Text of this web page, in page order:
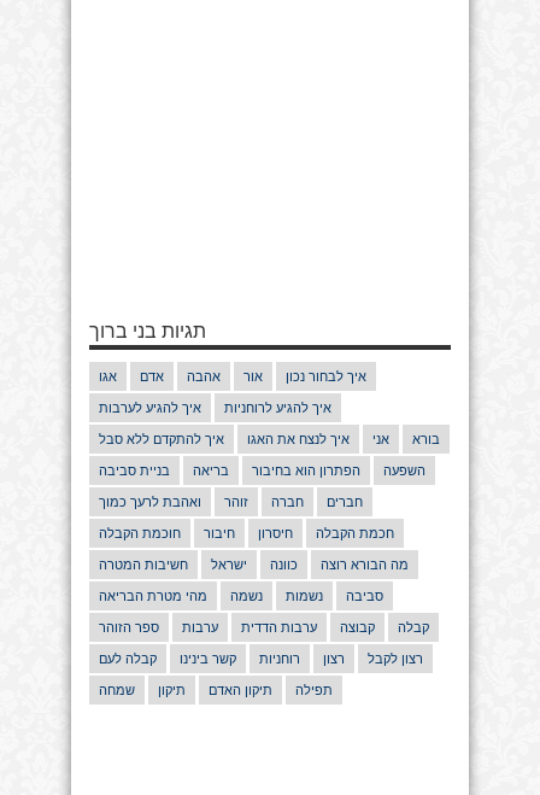
תגיות בני ברוך
אגו אדם אהבה אור איך לבחור נכון
איך להגיע לערבות איך להגיע לרוחניות
איך להתקדם ללא סבל איך לנצח את האגו אני בורא
בניית סביבה בריאה הפתרון הוא בחיבור השפעה
ואהבת לרעך כמוך זוהר חברה חברים
חוכמת הקבלה חיבור חיסרון חכמת הקבלה
חשיבות המטרה ישראל כוונה מה הבורא רוצה
מהי מטרת הבריאה נשמה נשמות סביבה
ספר הזוהר ערבות ערבות הדדית קבוצה קבלה
קבלה לעם קשר בינינו רוחניות רצון רצון לקבל
שמחה תיקון תיקון האדם תפילה